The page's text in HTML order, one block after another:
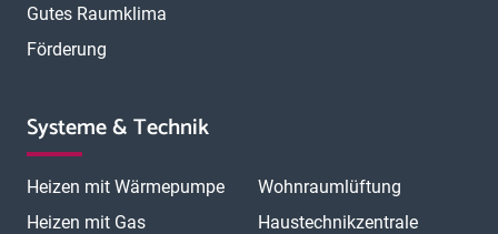
Gutes Raumklima
Förderung
Systeme & Technik
Heizen mit Wärmepumpe
Heizen mit Gas
Wohnraumlüftung
Haustechnikzentrale